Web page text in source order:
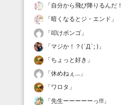
「自分から飛び降りるんだ！
「暗くなるとジ・エンド 」
「叩けボンゴ 」
「マジか！？(´Д`; ) 」
「ちょっと好き 」
「休めねぇ… 」
「ワロタ 」
「先生ーーーーーっ!!! 」